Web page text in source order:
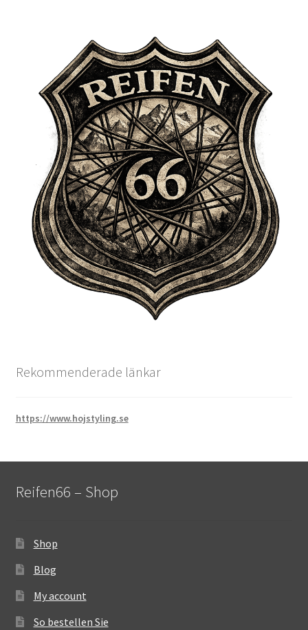
Rekommenderade länkar
https://www.hojstyling.se
Reifen66 – Shop
Shop
Blog
My account
So bestellen Sie